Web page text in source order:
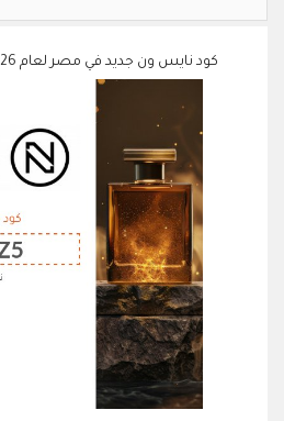
كود نايس ون جديد في مصر لعام 2026 على جميع المنتجات